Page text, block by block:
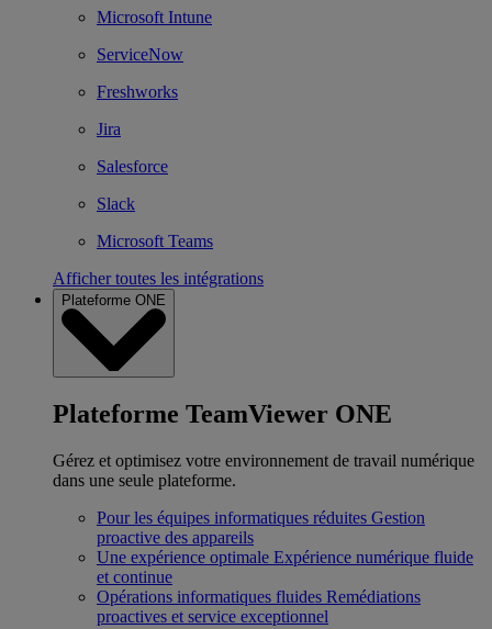
Microsoft Intune
ServiceNow
Freshworks
Jira
Salesforce
Slack
Microsoft Teams
Afficher toutes les intégrations
Plateforme ONE
Plateforme TeamViewer ONE
Gérez et optimisez votre environnement de travail numérique
dans une seule plateforme.
Pour les équipes informatiques réduites Gestion
proactive des appareils
Une expérience optimale Expérience numérique fluide
et continue
Opérations informatiques fluides Remédiations
proactives et service exceptionnel